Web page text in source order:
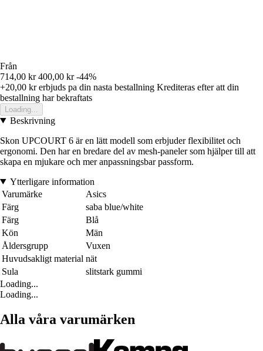
Från
714,00 kr 400,00 kr -44%
+20,00 krerbjuds pa din nasta bestallning Krediteras efter att din
bestallning har bekraftats
Loading...
Beskrivning
Skon UPCOURT 6 är en lätt modell som erbjuder flexibilitet och
ergonomi. Den har en bredare del av mesh-paneler som hjälper till att
skapa en mjukare och mer anpassningsbar passform.
Ytterligare information
Varumärke
Asics
Färg
saba blue/white
Färg
Blå
Kön
Män
Åldersgrupp
Vuxen
Huvudsakligt material nät
Sula
slitstark gummi
Loading...
Loading...
Alla våra varumärken